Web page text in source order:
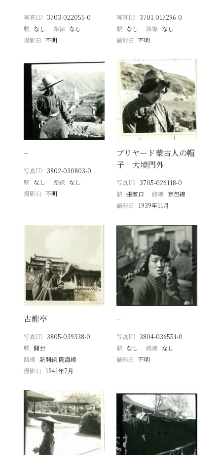
写真ID 3703-022055-0
駅 なし 路線 なし
撮影日
不明
写真ID 3701-017296-0
駅 なし 路線 なし
撮影日 不明
−
写真ID 3802-030803-0
駅 なし 路線 なし
撮影日
不明
ブリヤード蒙古人の帽
子 大境門外
写真ID 3705-026118-0
駅 張家口 路線 京包線
撮影日
1939年11月
古龍亭
写真ID 3805-039338-0
駅 開封
路線 新開線 隴海線
撮影日
1941年7月
−
写真ID 3804-036551-0
駅 なし 路線 なし
撮影日 不明